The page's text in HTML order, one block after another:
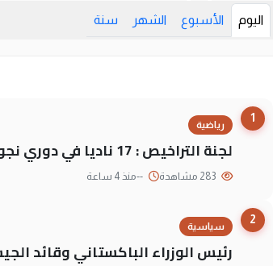
اليوم الأسبوع الشهر سنة
1
رياضية
لجنة التراخيص : 17 ناديا في دوري نجوم العراق و3 فرق خارج الضوابط
--منذ 4 ساعة
2
سياسية
رئيس الوزراء الباكستاني وقائد